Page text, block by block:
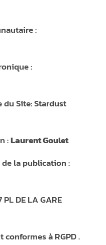
:
:
Site:Stardust
:Laurent Goulet
la publication :
PL DE LA GARE
conformes àRGPD.